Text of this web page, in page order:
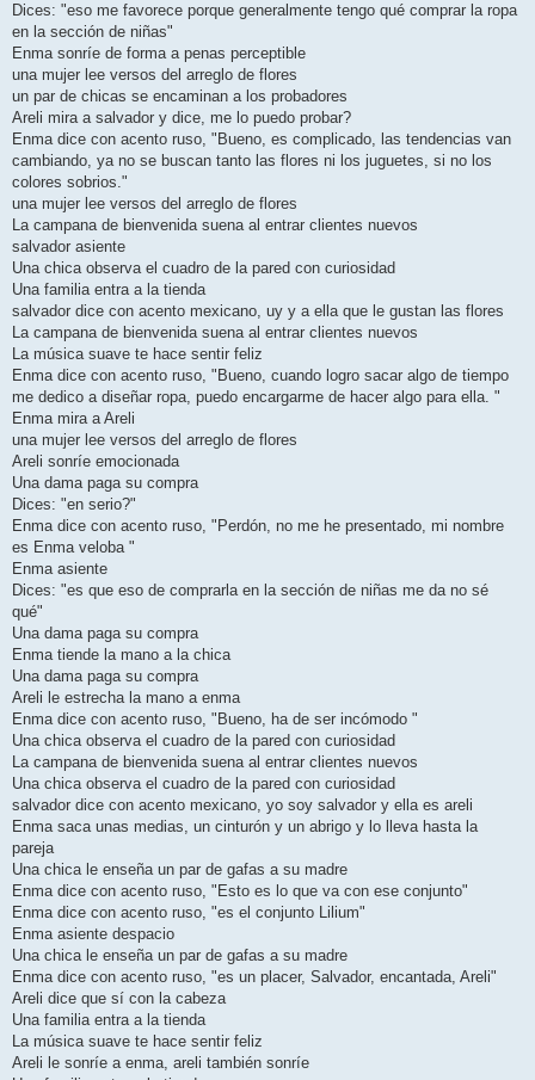
Dices: "eso me favorece porque generalmente tengo qué comprar la ropa
en la sección de niñas"
Enma sonríe de forma a penas perceptible
una mujer lee versos del arreglo de flores
un par de chicas se encaminan a los probadores
Areli mira a salvador y dice, me lo puedo probar?
Enma dice con acento ruso, "Bueno, es complicado, las tendencias van
cambiando, ya no se buscan tanto las flores ni los juguetes, si no los
colores sobrios."
una mujer lee versos del arreglo de flores
La campana de bienvenida suena al entrar clientes nuevos
salvador asiente
Una chica observa el cuadro de la pared con curiosidad
Una familia entra a la tienda
salvador dice con acento mexicano, uy y a ella que le gustan las flores
La campana de bienvenida suena al entrar clientes nuevos
La música suave te hace sentir feliz
Enma dice con acento ruso, "Bueno, cuando logro sacar algo de tiempo
me dedico a diseñar ropa, puedo encargarme de hacer algo para ella. "
Enma mira a Areli
una mujer lee versos del arreglo de flores
Areli sonríe emocionada
Una dama paga su compra
Dices: "en serio?"
Enma dice con acento ruso, "Perdón, no me he presentado, mi nombre
es Enma veloba "
Enma asiente
Dices: "es que eso de comprarla en la sección de niñas me da no sé
qué"
Una dama paga su compra
Enma tiende la mano a la chica
Una dama paga su compra
Areli le estrecha la mano a enma
Enma dice con acento ruso, "Bueno, ha de ser incómodo "
Una chica observa el cuadro de la pared con curiosidad
La campana de bienvenida suena al entrar clientes nuevos
Una chica observa el cuadro de la pared con curiosidad
salvador dice con acento mexicano, yo soy salvador y ella es areli
Enma saca unas medias, un cinturón y un abrigo y lo lleva hasta la
pareja
Una chica le enseña un par de gafas a su madre
Enma dice con acento ruso, "Esto es lo que va con ese conjunto"
Enma dice con acento ruso, "es el conjunto Lilium"
Enma asiente despacio
Una chica le enseña un par de gafas a su madre
Enma dice con acento ruso, "es un placer, Salvador, encantada, Areli"
Areli dice que sí con la cabeza
Una familia entra a la tienda
La música suave te hace sentir feliz
Areli le sonríe a enma, areli también sonríe